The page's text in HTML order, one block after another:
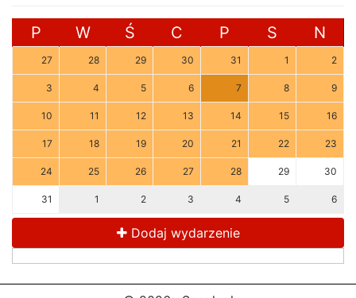
P W Ś C P S N
27 28 29 30 31 1 2
3 4 5 6 7 8 9
10 11 12 13 14 15 16
17 18 19 20 21 22 23
24 25 26 27 28 29 30
31 1 2 3 4 5 6
Dodaj wydarzenie